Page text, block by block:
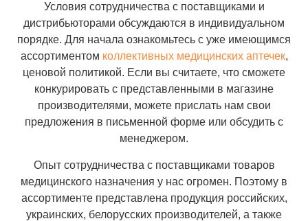
Условия сотрудничества с поставщиками и
дистрибьюторами обсуждаются в индивидуальном
порядке. Для начала ознакомьтесь с уже имеющимся
ассортиментом коллективных медицинских аптечек,
ценовой политикой. Если вы считаете, что сможете
конкурировать с представленными в магазине
производителями, можете прислать нам свои
предложения в письменной форме или обсудить с
менеджером.
Опыт сотрудничества с поставщиками товаров
медицинского назначения у нас огромен. Поэтому в
ассортименте представлена продукция российских,
украинских, белорусских производителей, а также